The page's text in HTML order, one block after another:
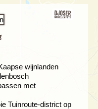
wijnlanden
met
Tuinroute-district op